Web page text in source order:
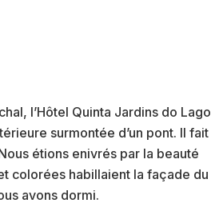
l’Hôtel Quinta Jardins do Lago
surmontée d’un pont. Il fait
étions enivrés par la beauté
colorées habillaient la façade du
avons dormi.